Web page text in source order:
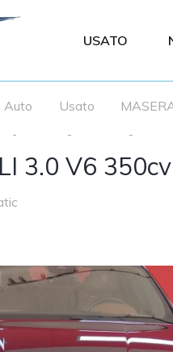
USATO
Auto Usato
3.0 V6